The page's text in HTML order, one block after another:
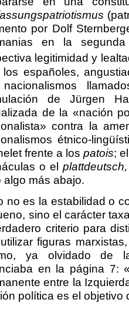
por Dolf
en la
legitimidad y
los españoles,
de Jürgen
de la «nación
contra la
étnico-
frente a lospatois;
o el plattdeutsch,
algo más abajo.
no es la estabilidad o
sino el carácter
criterio para
figuras
ya olvidado de
en la página 7:
entre la
política es el objetivo